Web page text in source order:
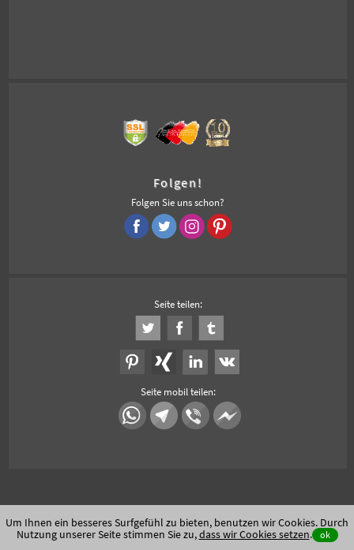
Folgen!
Folgen Sie uns schon?
Seite teilen:
Seite mobil teilen:
Um Ihnen ein besseres Surfgefühl zu bieten, benutzen wir Cookies. Durch
Nutzung unserer Seite stimmen Sie zu,dass wir Cookies setzen. ok